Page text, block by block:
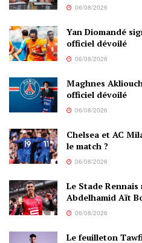
06/08/2026
Yan Diomandé
officiel dévoilé
06/08/2026
Maghnes
officiel dévoilé
06/08/2026
Chelsea et AC
le match ?
06/08/2026
Le Stade
Abdelhamid Aït
06/08/2026
Le feuilleton